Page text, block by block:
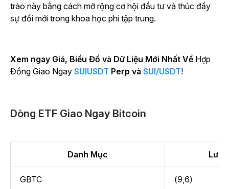
trào này bằng cách mở rộng cơ hội đầu tư và thúc đẩy
sự đổi mới trong khoa học phi tập trung.
Xem ngay Giá, Biểu Đồ và Dữ Liệu Mới Nhất Về Hợp
Đồng Giao Ngay SUIUSDT Perp và SUI/USDT!
Dòng ETF Giao Ngay Bitcoin
Danh Mục Lưu
GBTC (9,6)